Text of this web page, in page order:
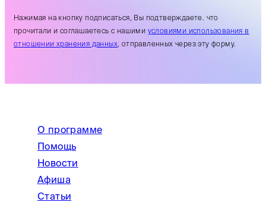
Нажимая на кнопку подписаться, Вы подтверждаете. что
прочитали и соглашаетесь с нашими условиями использования в
отношении хранения данных , отправленных через эту форму.
О программе
Помощь
Новости
Афиша
Статьи